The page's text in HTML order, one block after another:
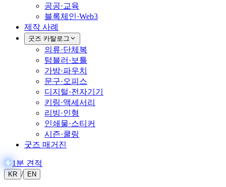
공공·교육
블록체인·Web3
제작 사례
굿즈 카탈로그
의류·단체복
텀블러·보틀
가방·파우치
문구·오피스
디지털·전자기기
키링·액세서리
리빙·인형
인쇄물·스티커
시즌·쿨링
굿즈 매거진
1분 견적
KR / EN